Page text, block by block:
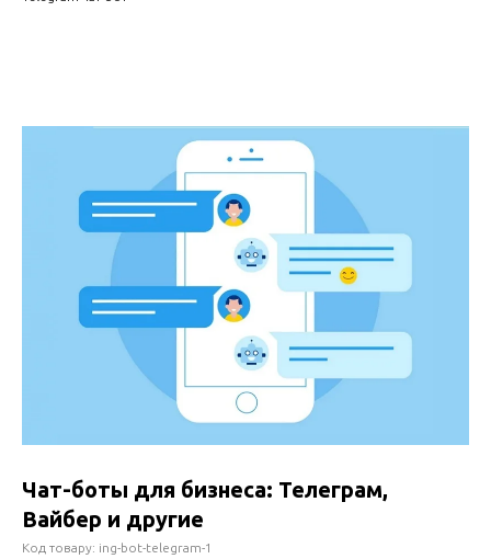
Чат-боты для бизнеса: Телеграм,
Вайбер и другие
Код товару: ing-bot-telegram-1